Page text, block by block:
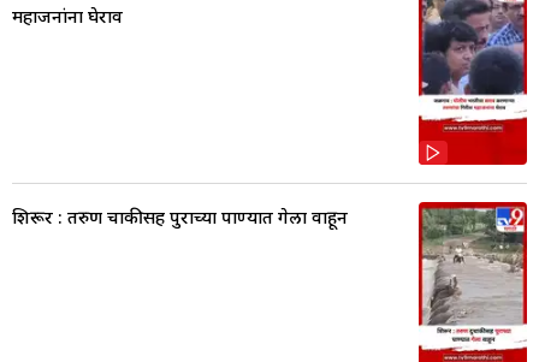
महाजनांना घेराव
शिरूर : तरुण दुचाकीसह पुराच्या पाण्यात गेला वाहून